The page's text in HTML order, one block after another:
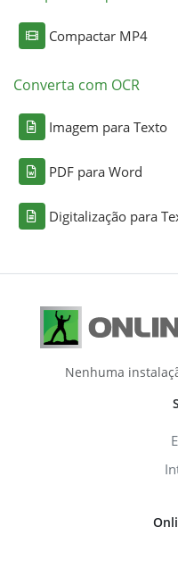
Compactar MP4
Converta com OCR
Imagem para Texto
PDF para Word
Digitalização para
Nenhuma